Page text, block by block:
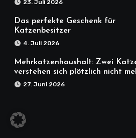
23. Juli 2026
Das perfekte Geschenk für
Katzenbesitzer
4. Juli 2026
Mehrkatzenhaushalt: Zwei
verstehen sich plötzlich nicht
27. Juni 2026